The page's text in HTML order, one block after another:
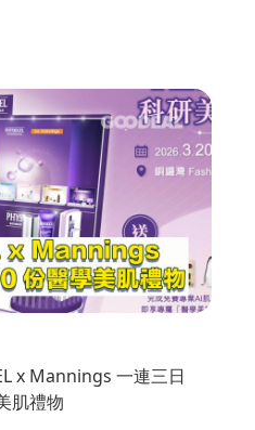
x Mannings 一連三日
肌禮物